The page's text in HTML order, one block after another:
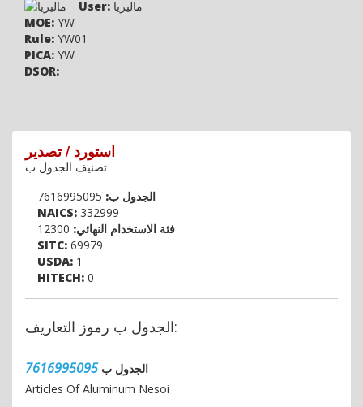
User: ماليزيا
MOE: YW
Rule: YW01
PICA: YW
DSOR:
استورد / تصدير
تصنيف الجدول ب
الجدول ب:
NAICS: 332999
فئة الاستخدام النهائي:
SITC: 69979
USDA: 1
HITECH: 0
الجدول ب رموز التعاريف:
الجدول ب7616995095
Articles Of Aluminum Nesoi